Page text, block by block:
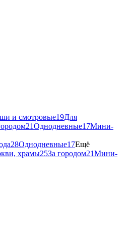
и смотровые19Для
21Однодневные17Мини-
28Однодневные17Ещё
храмы25За городом21Мини-